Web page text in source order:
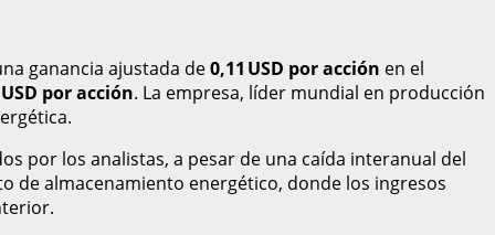
ganancia ajustada de0,11 USD por acción en el
por acción. La empresa, líder mundial en producción
por los analistas, a pesar de una caída interanual del
de almacenamiento energético, donde los ingresos